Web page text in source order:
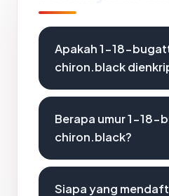
Apakah 1-18-
chiron.black
Berapa umur 1-18-
chiron.black?
Siapa yang